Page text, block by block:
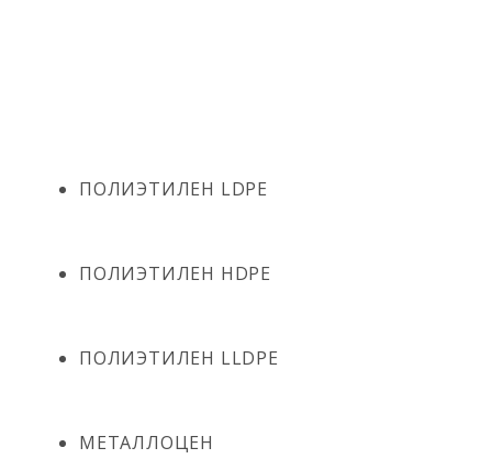
ПОЛИЭТИЛЕН LDPE
ПОЛИЭТИЛЕН HDPE
ПОЛИЭТИЛЕН LLDPE
МЕТАЛЛОЦЕН